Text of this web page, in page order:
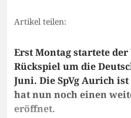
Artikel teilen:
Erst Montag startete
Rückspiel um die
Juni. Die SpVg Aurich
hat nun noch einen
eröffnet.